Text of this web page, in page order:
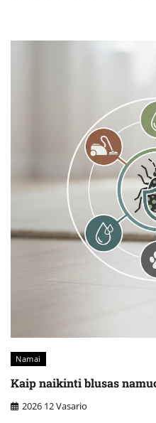
Namai
Kaip naikinti blusas
2026 12 Vasario